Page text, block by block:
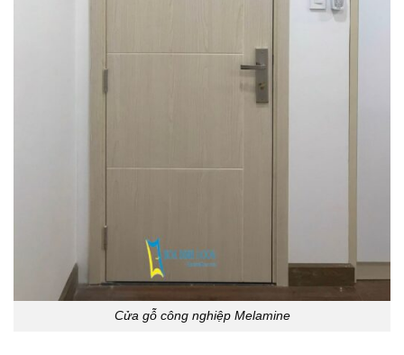
Cửa gỗ công nghiệp Melamine